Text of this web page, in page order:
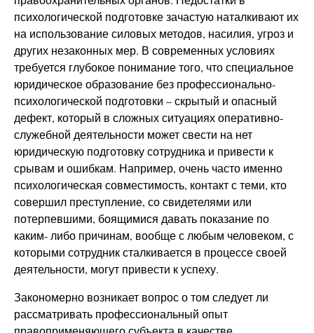
психологической подготовке зачастую наталкивают их
на использование силовых методов, насилия, угроз и
других незаконных мер. В современных условиях
требуется глубокое понимание того, что специальное
юридическое образование без профессионально-
психологической подготовки – скрытый и опасный
дефект, который в сложных ситуациях оперативно-
служебной деятельности может свести на нет
юридическую подготовку сотрудника и привести к
срывам и ошибкам. Например, очень часто именно
психологическая совместимость, контакт с теми, кто
совершил преступление, со свидетелями или
потерпевшими, боящимися давать показание по
каким- либо причинам, вообще с любым человеком, с
которыми сотрудник сталкивается в процессе своей
деятельности, могут привести к успеху.
Закономерно возникает вопрос о том следует ли
рассматривать профессиональный опыт